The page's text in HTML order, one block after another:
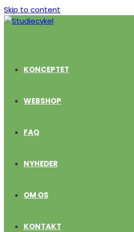
Skip to content
KONCEPTET
WEBSHOP
FAQ
NYHEDER
OM OS
KONTAKT